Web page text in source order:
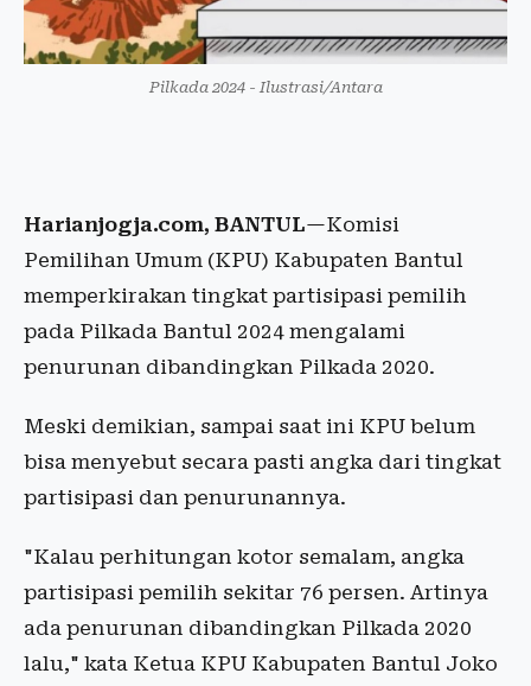
Pilkada 2024 - Ilustrasi/Antara
Harianjogja.com, BANTUL—Komisi
Pemilihan Umum (KPU) Kabupaten Bantul
memperkirakan tingkat partisipasi pemilih
pada Pilkada Bantul 2024 mengalami
penurunan dibandingkan Pilkada 2020.
Meski demikian, sampai saat ini KPU belum
bisa menyebut secara pasti angka dari tingkat
partisipasi dan penurunannya.
"Kalau perhitungan kotor semalam, angka
partisipasi pemilih sekitar 76 persen. Artinya
ada penurunan dibandingkan Pilkada 2020
lalu," kata Ketua KPU Kabupaten Bantul Joko